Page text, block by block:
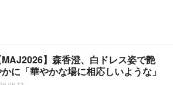
MAJ2026】森香澄、白ドレス姿で艶
「華やかな場に相応しいような」